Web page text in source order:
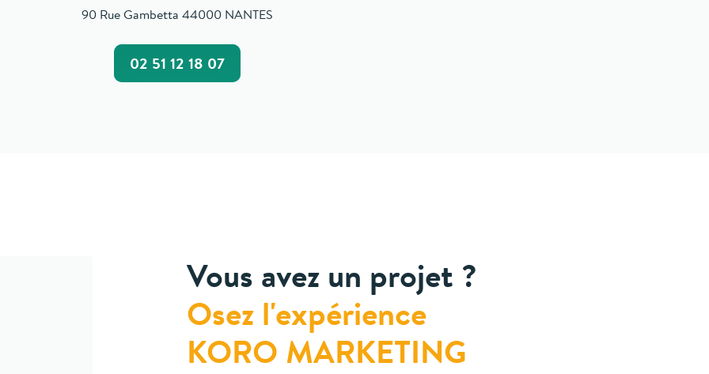
90 Rue Gambetta 44000 NANTES
02 51 12 18 07
Vous avez un projet ?
Osez l'expérience
KORO MARKETING